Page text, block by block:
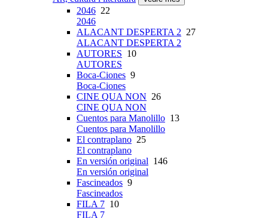
2046 22
2046
ALACANT DESPERTA 2 27
ALACANT DESPERTA 2
AUTORES 10
AUTORES
Boca-Ciones 9
Boca-Ciones
CINE QUA NON 26
CINE QUA NON
Cuentos para Manolillo 13
Cuentos para Manolillo
El contraplano 25
El contraplano
En versión original 146
En versión original
Fascineados 9
Fascineados
FILA 7 10
FILA 7